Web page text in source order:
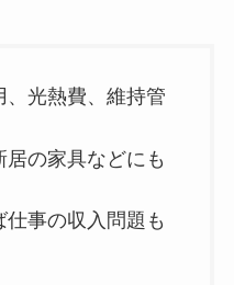
、光熱費、維持管
の家具などにも
事の収入問題も